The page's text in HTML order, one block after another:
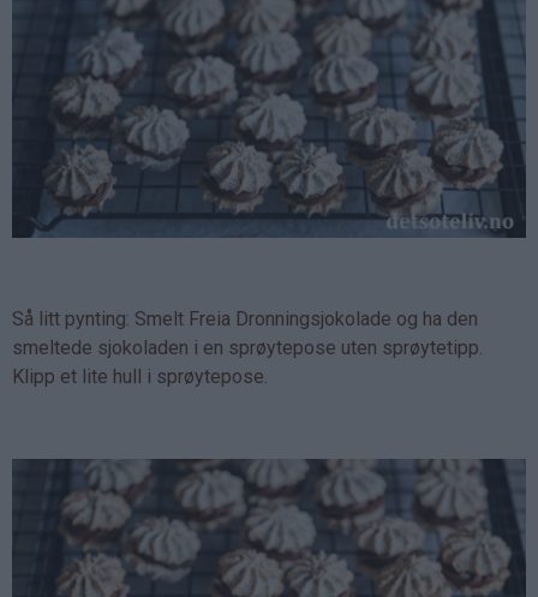
Så litt pynting: Smelt Freia Dronningsjokolade og ha den
smeltede sjokoladen i en sprøytepose uten sprøytetipp.
Klipp et lite hull i sprøytepose.